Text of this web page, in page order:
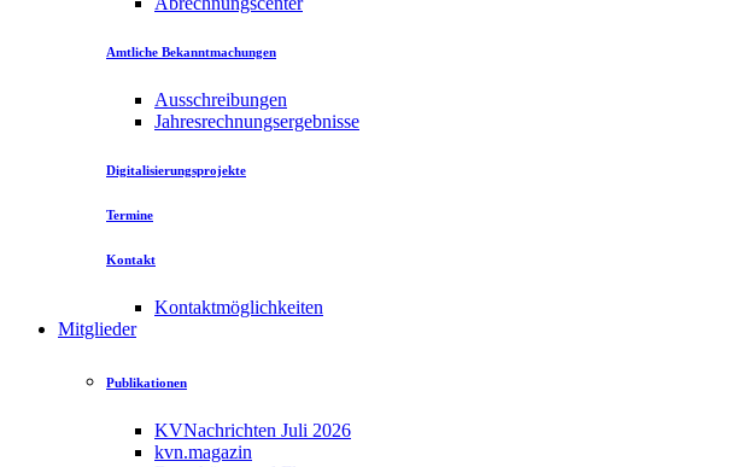
Amtliche Bekanntmachungen
Ausschreibungen
Jahresrechnungsergebnisse
Digitalisierungsprojekte
Termine
Kontakt
Kontaktmöglichkeiten
Mitglieder
Publikationen
KVNachrichten Juli 2026
kvn.magazin